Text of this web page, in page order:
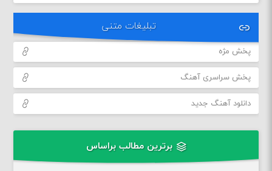
تبلیغات متنی
پخش مژه
پخش سراسری آهنگ
دانلود آهنگ جدید
برترین مطالب براساس